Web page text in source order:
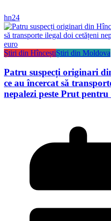
hn24
Știri din HînceștiȘtiri din Moldova
Patru suspecți originari
ce au încercat să
nepalezi peste Prut pentru